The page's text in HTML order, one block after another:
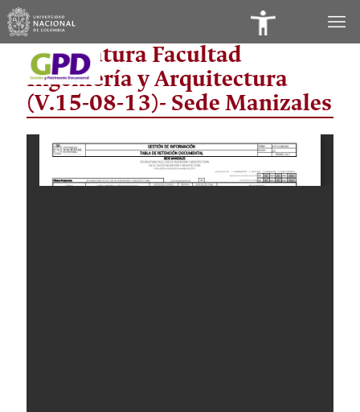
Accesibilidad
Decanatura Facultad
Ingeniería y Arquitectura
(V.15-08-13)- Sede Manizales